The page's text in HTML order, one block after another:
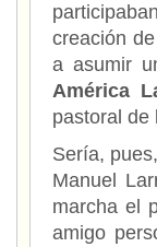
creación
a asumir
América
pastoral de
Sería,
Manuel
marcha el
amigo